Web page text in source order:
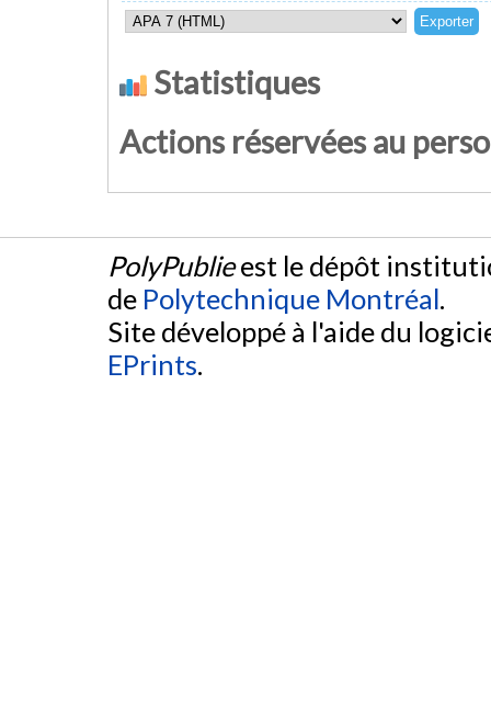
Statistiques
Actions réservées au
PolyPublieest le dépôt
de Polytechnique Montréal.
Site développé à l'aide du
EPrints.